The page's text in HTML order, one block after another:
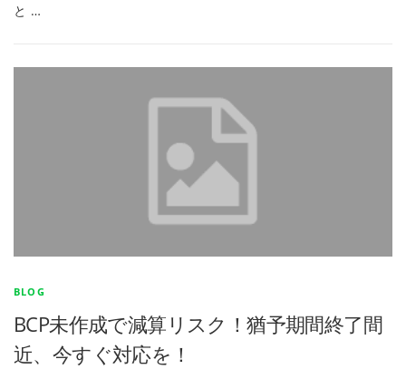
と …
BLOG
BCP未作成で減算リスク！猶予期間終了間
近、今すぐ対応を！